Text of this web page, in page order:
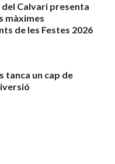
Calvari presenta
màximes
de les Festes 2026
tanca un cap de